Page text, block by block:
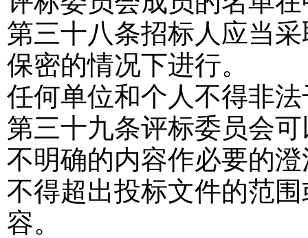
第三十八条招标人应当
保密的情况下进行。
任何单位和个人不得非
第三十九条评标委员会
不明确的内容作必要的
不得超出投标文件的范
容。